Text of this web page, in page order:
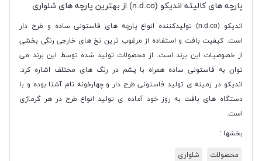
پارچه های کالیته اندیکو (n.d.co) از بهترین پارچه های شلواری
اندیکو (n.d.co) تولیدکننده انواع پارچه های فاستونی ساده و طرح دار
است. کیفیت بافت و استفاده از مرغوب ترین نخ های خارجی رنگی بخشی
از خصوصیات این برند است. از محصولات تولید شده توسط این برند می
توان به فاستونی ساده همراه با پشم در رنگ های مختلف اشاره کرد.
اندیکو در زمینه ی تولید فاستونی طرح دار و چهارخونه نام آشنا بوده و با
دستگاه های بافت به روز خود آماده ی تولید انواع طرح در هر گرماژی
است.
بخشها :
محصولات شلواری